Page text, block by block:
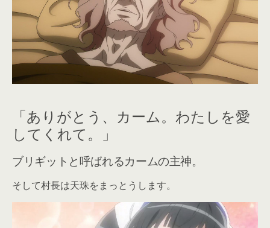
「ありがとう、カーム。わたしを愛
してくれて。」
ブリギットと呼ばれるカームの主神。
そして村長は天珠をまっとうします。